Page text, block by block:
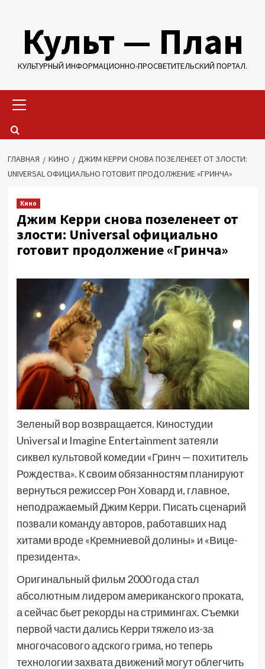
содержимому
Культ — План
КУЛЬТУРНЫЙ ИНФОРМАЦИОННО-ПРОСВЕТИТЕЛЬСКИЙ ПОРТАЛ.
меню
ГЛАВНАЯ КИНО
ДЖИМ КЕРРИ СНОВА ПОЗЕЛЕНЕЕТ ОТ ЗЛОСТИ:
UNIVERSAL ОФИЦИАЛЬНО ГОТОВИТ ПРОДОЛЖЕНИЕ «ГРИНЧА»
Кино
Джим Керри снова позеленеет от
злости: Universal официально
готовит продолжение «Гринча»
Зеленый вор возвращается. Киностудии
Universal и Imagine Entertainment затеяли
сиквел культовой комедии «Гринч — похититель
Рождества». К своим обязанностям планируют
вернуться режиссер Рон Ховард и, главное,
неподражаемый Джим Керри. Писать сценарий
позвали команду авторов, работавших над
хитами вроде «Кремниевой долины» и «Вице-
президента».
Оригинальный фильм 2000 года стал
абсолютным лидером американского проката,
а сейчас бьет рекорды на стримингах. Съемки
первой части дались Керри тяжело из-за
многочасового адского грима, но теперь
технологии захвата движений могут облегчить